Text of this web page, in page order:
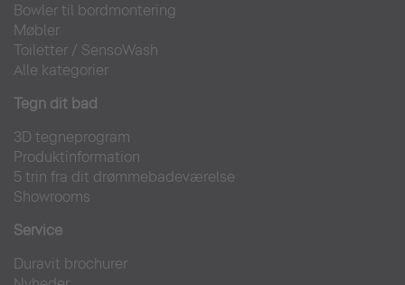
Bowler til bordmontering
Møbler
Toiletter / SensoWash
Alle kategorier
Tegn dit bad
3D tegneprogram
Produktinformation
5 trin fra dit drømmebadeværelse
Showrooms
Service
Duravit brochurer